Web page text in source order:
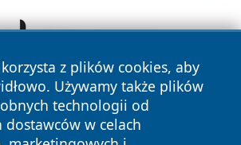
z plików cookies, aby
Używamy także plików
technologii od
dostawców w celach